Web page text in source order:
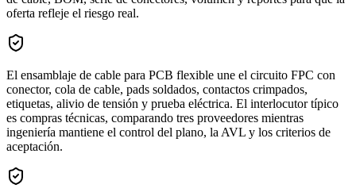
oferta refleje el riesgo real.
El ensamblaje de cable para PCB flexible une el circuito FPC con
conector, cola de cable, pads soldados, contactos crimpados,
etiquetas, alivio de tensión y prueba eléctrica. El interlocutor típico
es compras técnicas, comparando tres proveedores mientras
ingeniería mantiene el control del plano, la AVL y los criterios de
aceptación.